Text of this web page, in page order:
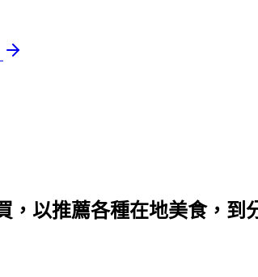
，以推薦各種在地美食，